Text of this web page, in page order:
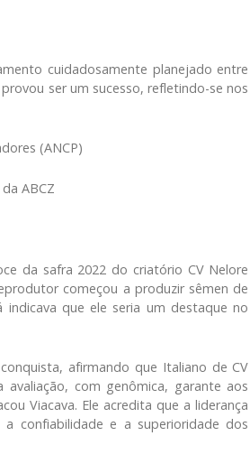
cuidadosamente planejado entre
ser um sucesso, refletindo-se nos
(ANCP)
ABCZ
da safra 2022 do criatório CV Nelore
começou a produzir sêmen de
que ele seria um destaque no
afirmando que Italiano de CV
com genômica, garante aos
Viacava. Ele acredita que a liderança
confiabilidade e a superioridade dos